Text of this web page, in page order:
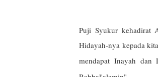
Puji Syukur kehadirat
Hidayah-nya kepada
mendapat Inayah dan